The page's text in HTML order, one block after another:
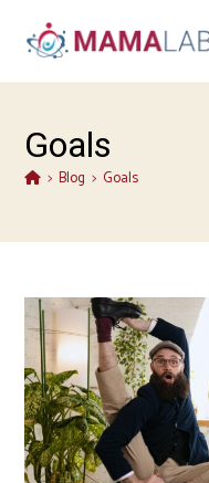
Goals
> Blog > Goals